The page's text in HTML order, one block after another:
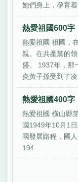
她們身上，孕育着
熱愛祖國600字
熱愛祖國 祖國，
親。在共產黨的
盛。 1937年，那
炎黃子孫受到了凌
熱愛祖國400字
熱愛祖國 橫山縣
國1949年10月1
國發展路程，國
194...